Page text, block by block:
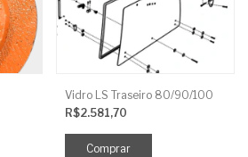
Vidro LS Traseiro 80/90/100
R$2.581,70